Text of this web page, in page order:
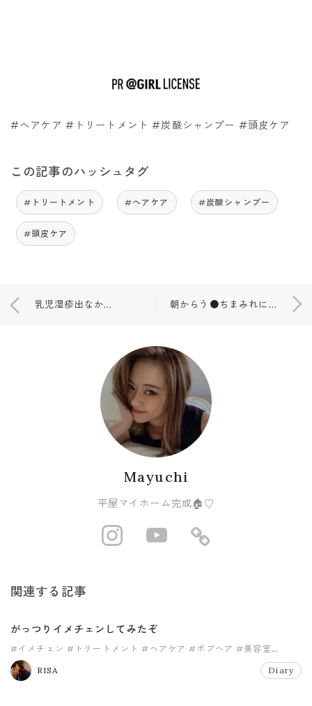
#ヘアケア #トリートメント #炭酸シャンプー #頭皮ケア
この記事のハッシュタグ
#トリートメント #ヘアケア #炭酸シャンプー
#頭皮ケア
乳児湿疹出なかった！おススメ👶🏼スキンケア💗 朝からう●ちまみれに💩簡単に落とす万能アイテム🛁
Mayuchi
平屋マイホーム完成🏠♡
http://https://
関連する記事
がっつりイメチェンしてみたぞ
#イメチェン #トリートメント #ヘアケア #ボブヘア #美容室
#髪質改善
RISA
Diary